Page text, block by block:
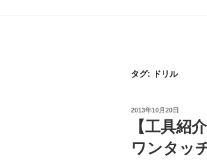
タグ: ドリル
投
2013年10月20日
【工具紹
ワンタッ